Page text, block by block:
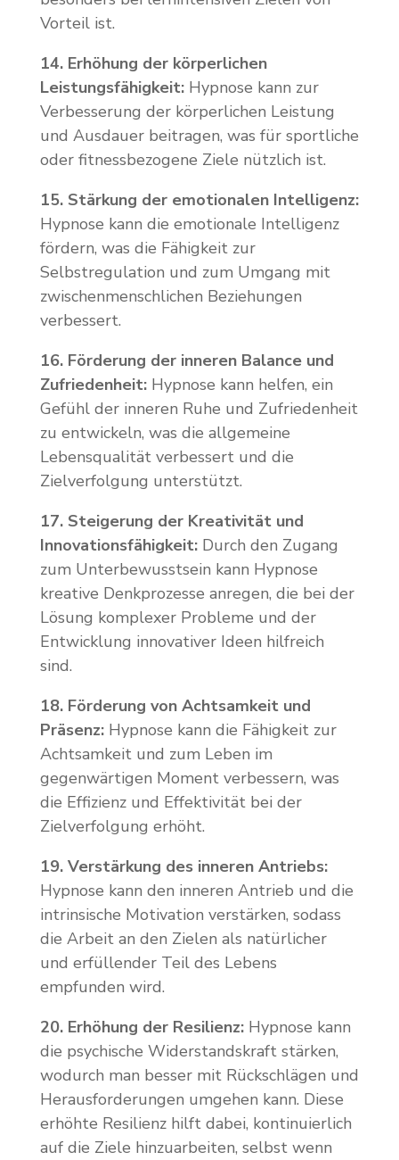
Vorteil ist.
14. Erhöhung der körperlichen
Leistungsfähigkeit:Hypnose kann zur
Verbesserung der körperlichen Leistung
und Ausdauer beitragen, was für sportliche
oder fitnessbezogene Ziele nützlich ist.
15. Stärkung der emotionalen Intelligenz:
Hypnose kann die emotionale Intelligenz
fördern, was die Fähigkeit zur
Selbstregulation und zum Umgang mit
zwischenmenschlichen Beziehungen
verbessert.
16. Förderung der inneren Balance und
Zufriedenheit:Hypnose kann helfen, ein
Gefühl der inneren Ruhe und Zufriedenheit
zu entwickeln, was die allgemeine
Lebensqualität verbessert und die
Zielverfolgung unterstützt.
17. Steigerung der Kreativität und
Innovationsfähigkeit:Durch den Zugang
zum Unterbewusstsein kann Hypnose
kreative Denkprozesse anregen, die bei der
Lösung komplexer Probleme und der
Entwicklung innovativer Ideen hilfreich
sind.
18. Förderung von Achtsamkeit und
Präsenz:Hypnose kann die Fähigkeit zur
Achtsamkeit und zum Leben im
gegenwärtigen Moment verbessern, was
die Effizienz und Effektivität bei der
Zielverfolgung erhöht.
19. Verstärkung des inneren Antriebs:
Hypnose kann den inneren Antrieb und die
intrinsische Motivation verstärken, sodass
die Arbeit an den Zielen als natürlicher
und erfüllender Teil des Lebens
empfunden wird.
20. Erhöhung der Resilienz:Hypnose kann
die psychische Widerstandskraft stärken,
wodurch man besser mit Rückschlägen und
Herausforderungen umgehen kann. Diese
erhöhte Resilienz hilft dabei, kontinuierlich
auf die Ziele hinzuarbeiten, selbst wenn